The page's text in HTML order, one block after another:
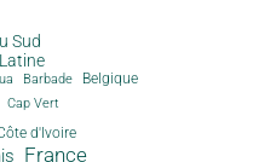
Sud
Barbade Belgique
Cap Vert
d'Ivoire
France